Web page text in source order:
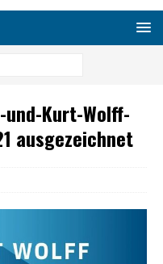
Kurt-Wolff-
ausgezeichnet